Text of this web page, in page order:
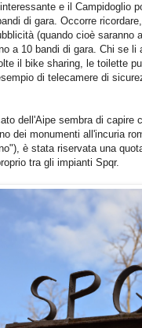
e il Campidoglio
di gara. Occorre
(quando cioè
a 10 bandi di gara. Chi se
il bike sharing, le toilette
di telecamere di
dell'Aipe sembra di capire
dei monumenti all'incuria
è stata riservata una
tra gli impianti Spqr.